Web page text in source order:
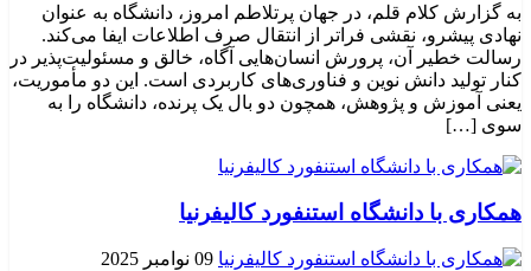
به گزارش کلام قلم، در جهان پرتلاطم امروز، دانشگاه به عنوان
نهادی پیشرو، نقشی فراتر از انتقال صرف اطلاعات ایفا می‌کند.
رسالت خطیر آن، پرورش انسان‌هایی آگاه، خالق و مسئولیت‌پذیر در
کنار تولید دانش نوین و فناوری‌های کاربردی است. این دو مأموریت،
یعنی آموزش و پژوهش، همچون دو بال یک پرنده، دانشگاه را به
سوی […]
همکاری با دانشگاه استنفورد کالیفرنیا
09 نوامبر 2025